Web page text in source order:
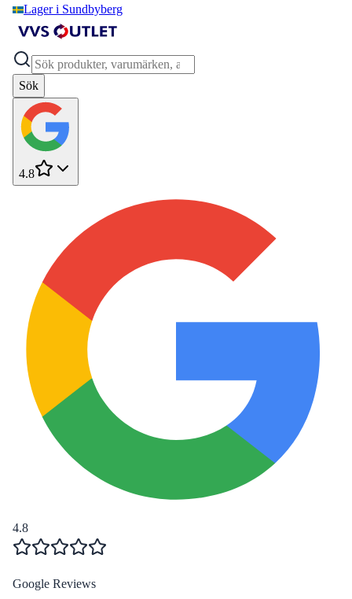
Lager i Sundbyberg
Sök
4.8
4.8
Google Reviews